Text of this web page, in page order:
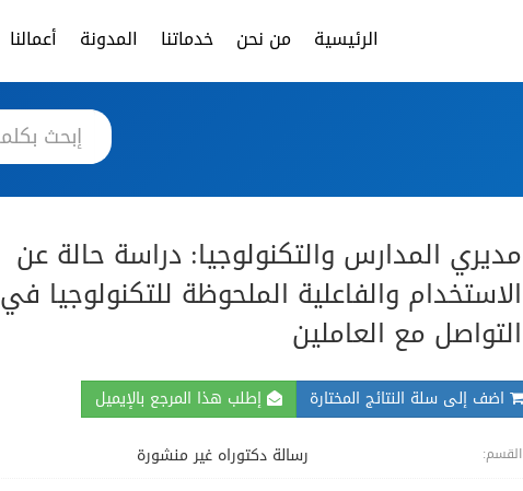
الرئيسية من نحن خدماتنا المدونة أعمالنا
مديري المدارس والتكنولوجيا: دراسة حالة عن
الاستخدام والفاعلية الملحوظة للتكنولوجيا في
التواصل مع العاملين
اضف إلى سلة النتائج المختارة إطلب هذا المرجع بالإيميل
القسم: رسالة دكتوراه غير منشورة